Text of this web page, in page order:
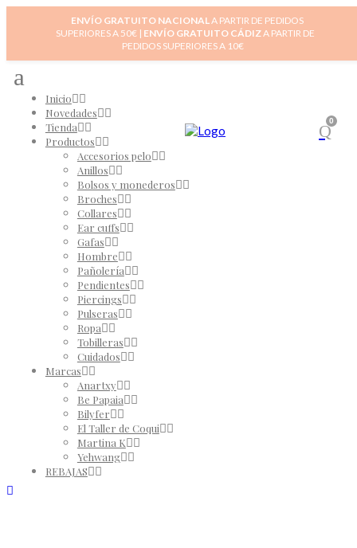
0
Inicio
Novedades
Tienda
Productos
Accesorios pelo
Anillos
Bolsos y monederos
Broches
Collares
Ear cuffs
Gafas
Hombre
Pañolería
Pendientes
Piercings
Pulseras
Ropa
Tobilleras
Cuidados
Marcas
Anartxy
Be Papaia
Bilyfer
El Taller de Coqui
Martina K
Yehwang
REBAJAS
ENVÍO GRATUITO NACIONALA PARTIR DE PEDIDOS
SUPERIORES A 50€ | ENVÍO GRATUITO CÁDIZA PARTIR DE
PEDIDOS SUPERIORES A 10€